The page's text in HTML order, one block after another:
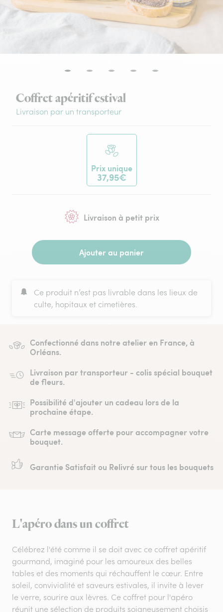
Coffret apéritif estival
Livraison par un transporteur
Prix unique
37,95€
Livraison à petit prix
Ajouter au panier
Ce produit n’est pas livrable dans les lieux de
culte, hopitaux et cimetières.
Confectionné dans notre atelier en France, à
Orléans.
Livraison par transporteur - colis spécial bouquet
de fleurs.
Possibilité d'ajouter un cadeau lors de la
prochaine étape.
Carte message offerte pour accompagner votre
bouquet.
Garantie Satisfait ou Relivré sur tous les bouquets
L'apéro dans un coffret
Célébrez l'été comme il se doit avec ce coffret apéritif
gourmand, imaginé pour les amoureux des belles
tables et des moments qui réchauffent le cœur. Entre
soleil, convivialité et saveurs estivales, il invite à lever
le verre, sourire aux lèvres. Ce coffret pour l'apéro
réunit une sélection de produits soigneusement choisis